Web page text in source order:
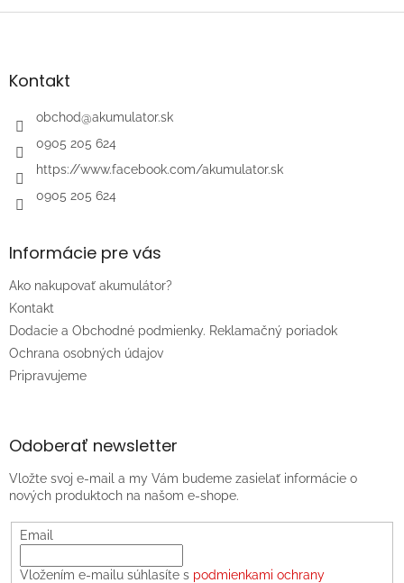
Z
äKontakt
obchod@akumulator.sk
0905 205 624
https://www.facebook.com/akumulator.sk
0905 205 624
Informácie pre vás
Ako nakupovať akumulátor?
Kontakt
Dodacie a Obchodné podmienky. Reklamačný poriadok
Ochrana osobných údajov
Pripravujeme
Odoberať newsletter
Vložte svoj e-mail a my Vám budeme zasielať informácie o
nových produktoch na našom e-shope.
Email
Vložením e-mailu súhlasíte s podmienkami ochrany